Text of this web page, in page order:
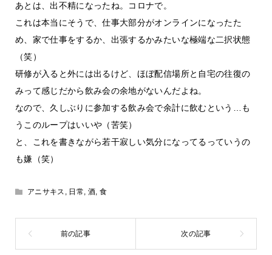
あとは、出不精になったね。コロナで。
これは本当にそうで、仕事大部分がオンラインになったた
め、家で仕事をするか、出張するかみたいな極端な二択状態
（笑）
研修が入ると外には出るけど、ほぼ配信場所と自宅の往復の
みって感じだから飲み会の余地がないんだよね。
なので、久しぶりに参加する飲み会で余計に飲むという…も
うこのループはいいや（苦笑）
と、これを書きながら若干寂しい気分になってるっていうの
も嫌（笑）
アニサキス , 日常, 酒, 食